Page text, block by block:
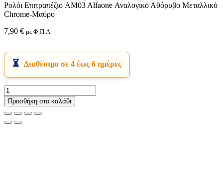
Ρολόι Επιτραπέζιο AM03 Alfaone Αναλογικό Αθόρυβο Μεταλλικό
Chrome-Μαύρο
7,90 € με Φ.Π.Α
Διαθέσιμο σε 4 έως 6 ημέρες
Ρολόι
Επιτραπέζιο
AM03
Alfaone
Αναλογικό
Προσθήκη στο καλάθι